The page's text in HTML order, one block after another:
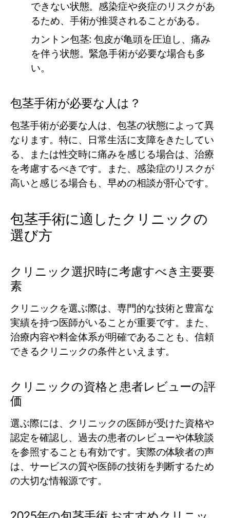
できない状態。感染症や炎症のリスクがあ
るため、手術が推奨されることがある。
カントン包茎: 包皮が亀頭を圧迫し、痛み
を伴う状態。緊急手術が必要な場合も多
い。
包茎手術が必要な人は？
包茎手術が必要な人は、包茎の状態によって異
なります。特に、日常生活に支障をきたしてい
る、または性交時に痛みを感じる場合は、治療
を考慮するべきです。また、感染症のリスクが
高いと感じる場合も、早めの相談が肝心です。
包茎手術に適したクリニックの
選び方
クリニック選択時に考慮すべき主要要
素
クリニックを選ぶ際は、専門的な技術と豊富な
実績を持つ医師がいることが重要です。また、
治療内容や料金体系が明確であることも、信頼
できるクリニックの条件といえます。
クリニックの資格と患者レビューの評
価
選ぶ際には、クリニックの医師が受けた資格や
認定を確認し、過去の患者のレビューや体験談
を参照することも有効です。実際の体験者の声
は、サービスの質や医師の技術を判断するため
の大切な情報源です。